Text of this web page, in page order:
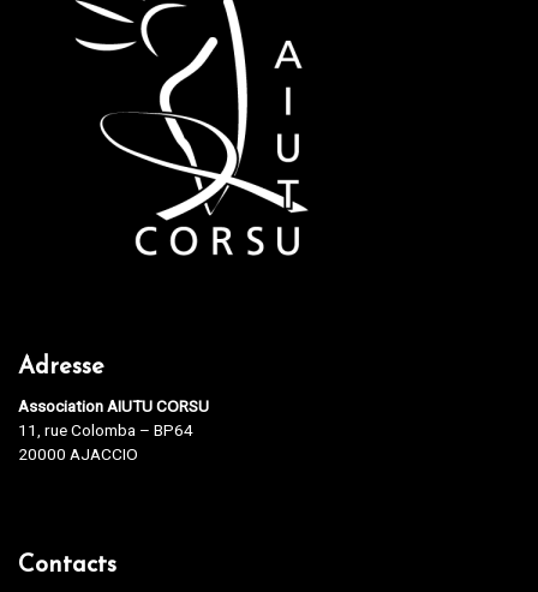
Adresse
Association AIUTU CORSU
11, rue Colomba – BP64
20000 AJACCIO
Contacts